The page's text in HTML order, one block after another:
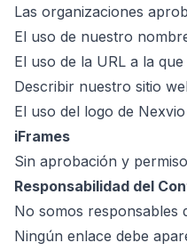
Las organizaciones
El uso de nuestro
El uso de la URL a la
Describir nuestro sitio
El uso del logo de
iFrames
Sin aprobación y
Responsabilidad del
No somos responsables
Ningún enlace debe